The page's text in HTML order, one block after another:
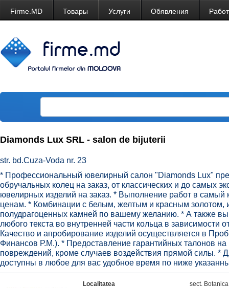
Firme.MD Товары Услуги Обявления
Diamonds Lux SRL - salon de bijuterii
str. bd.Cuza-Voda nr. 23
* Профессиональный ювелирный салон "Diamonds Lux"
обручальных колец на заказ, от классических и до самых
ювелирных изделий на заказ. * Выполнение работ в
ценам. * Комбинации с белым, желтым и красным золотом,
полудрагоценных камней по вашему желанию. * А также
любого текста во внутренней части кольца в зависимости
Качество и апробирование изделий осуществляется в
Финансов Р.М.). * Предоставление гарантийных талонов на
повреждений, кроме случаев воздействия прямой силы.
доступны в любое для вас удобное время по ниже
Localitatea sect. Botanica